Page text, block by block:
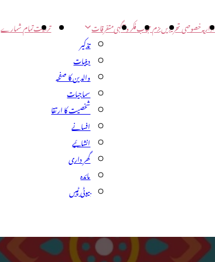
اداریہخصوصی تحریریںبزم حجابفکر و آگہیمتفرقات
تذکیر
دینیات
والدین کا صفحہ
سماجیات
شخصیت کا ارتقا
افسانے
انشائیے
گھر داری
مائدہ
بیوٹی ٹپس
تربیتتمام شمارے